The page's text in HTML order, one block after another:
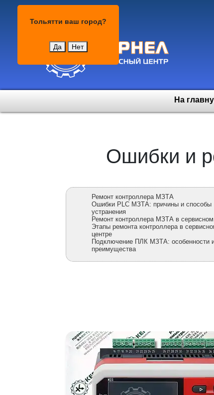
Тольятти ваш город?
Да Нет
На
Ошибки и
Ремонт контроллера МЗТА
Ошибки PLC МЗТА: причины и способы
устранения
Ремонт контроллера МЗТА в сервисном
Этапы ремонта контроллера в
центре
Подключение ПЛК МЗТА: особенности
преимущества